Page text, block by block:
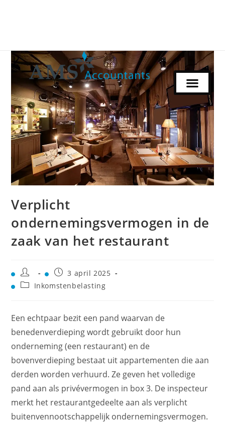
Verplicht
ondernemingsvermogen in de
zaak van het restaurant
3 april 2025
Inkomstenbelasting
Een echtpaar bezit een pand waarvan de
benedenverdieping wordt gebruikt door hun
onderneming (een restaurant) en de
bovenverdieping bestaat uit appartementen die aan
derden worden verhuurd. Ze geven het volledige
pand aan als privévermogen in box 3. De inspecteur
merkt het restaurantgedeelte aan als verplicht
buitenvennootschappelijk ondernemingsvermogen.